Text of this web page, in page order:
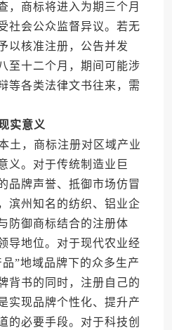
，商标将进入为期三个月
社会公众监督异议。若无
以核准注册，公告并发
至十二个月，期间可能涉
等各类法律文书往来，需
实意义
，商标注册对区域产业
义。对于传统制造业巨
品牌声誉、抵御市场仿冒
滨州知名的纺织、铝业企
防御商标结合的注册体
导地位。对于现代农业经
”地域品牌下的众多生产
背书的同时，注册自己的
实现品牌个性化、提升产
的必要手段。对于科技创